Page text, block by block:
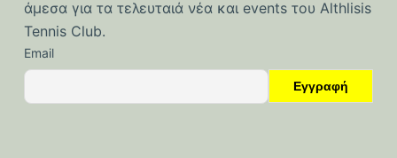
άμεσα για τα τελευταιά νέα και events του Althlisis
Tennis Club.
Email